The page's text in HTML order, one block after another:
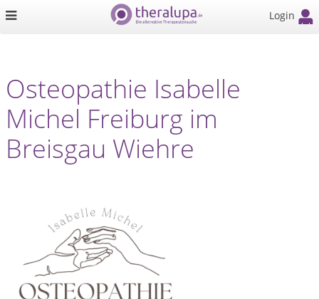
Login
Osteopathie Isabelle
Michel Freiburg im
Breisgau Wiehre